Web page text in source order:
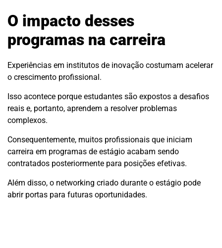
O impacto desses
programas na carreira
Experiências em institutos de inovação costumam acelerar
o crescimento profissional.
Isso acontece porque estudantes são expostos a desafios
reais e, portanto, aprendem a resolver problemas
complexos.
Consequentemente, muitos profissionais que iniciam
carreira em programas de estágio acabam sendo
contratados posteriormente para posições efetivas.
Além disso, o networking criado durante o estágio pode
abrir portas para futuras oportunidades.